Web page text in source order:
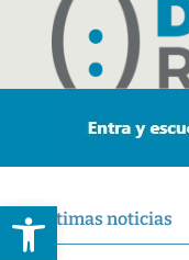
Abrir barra
Últimas noticias